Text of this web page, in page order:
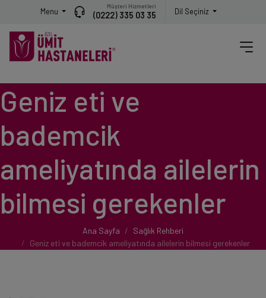
Menu
Müşteri Hizmetleri
(0222) 335 03 35 Dil Seçiniz
Geniz eti ve
bademcik
ameliyatında ailelerin
bilmesi gerekenler
Ana Sayfa
Sağlık Rehberi
Geniz eti ve bademcik ameliyatında ailelerin bilmesi gerekenler